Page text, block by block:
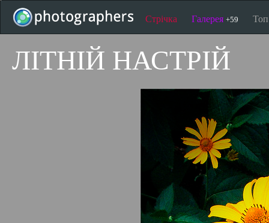
Стрічка Галерея +59
ЛІТНІЙ НАСТРІЙ